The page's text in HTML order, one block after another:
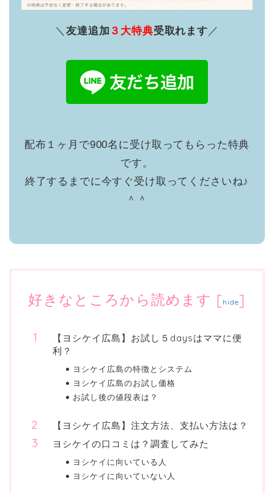
＼友達追加 ３大特典受取れます ／
配布１ヶ月で900名に受け取ってもらった特典
です。
終了するまでに今すぐ受け取ってくださいね♪
＾＾
好きなところから読めます [ hide]
【ヨシケイ広島】お試し５daysはママに便
利？
ヨシケイ広島の特徴とシステム
ヨシケイ広島のお試し価格
お試し後の値段表は？
【ヨシケイ広島】注文方法、支払い方法は？
ヨシケイの口コミは？調査してみた
ヨシケイに向いている人
ヨシケイに向いていない人